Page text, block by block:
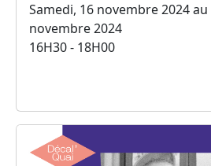
Samedi, 16 novembre 2024
novembre 2024
16H30 - 18H00